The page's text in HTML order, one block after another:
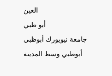
العين
أبو ظبي
جامعة نيويورك أبوظبي
أبوظبي وسط المدينة